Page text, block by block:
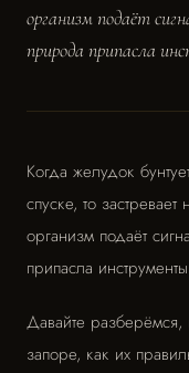
организм подаёт
природа припасла
Когда желудок
спуске, то
организм подаёт
припасла
Давайте
запоре, как их